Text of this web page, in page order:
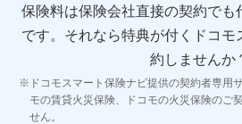
11.マイカー通勤管理クラウド並
ビスに関してのお問い合わせ情報
各種お問い合わせに対応するため
当社のサービスに関する情報提供や
をお送りするため
保険料は保険会社直接の契約でも
です。 それなら特典が付くドコモ
約しませんか
ドコモスマート保険ナビ提供の契約者専用
モの賃貸火災保険、ドコモの火災保険のご
せん。